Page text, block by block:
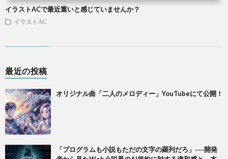
イラストACで最近重いと感じていませんか？
イラストAC
最近の投稿
オリジナル曲「二人のメロディー」YouTubeにて公開！
「プログラムも小説もただの文字の羅列だろ」──開発